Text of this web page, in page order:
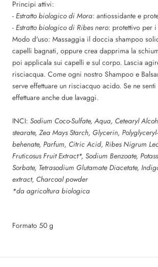
Principi attivi:
- Estratto biologico di Mora: antiossidante e
- Estratto biologico di Ribes nero: protettivo per
Modo d'uso: Massaggia il doccia shampoo
capelli bagnati, oppure crea dapprima la
poi applicala sui capelli e sul corpo. Lascia
risciacqua. Come ogni nostro Shampoo e
serve effettuare un risciacquo acido. Se ne
effettuare anche due lavaggi.
INCI: Sodium Coco-Sulfate, Aqua, Cetearyl
stearate, Zea Mays Starch, Glycerin,
behenate, Parfum, Citric Acid, Ribes Nigrum
Fruticosus Fruit Extract*, Sodium Benzoate,
Sorbate, Tetrasodium Glutamate Diacetate,
extract, Charcoal powder
*da agricoltura biologica
Formato 50 g